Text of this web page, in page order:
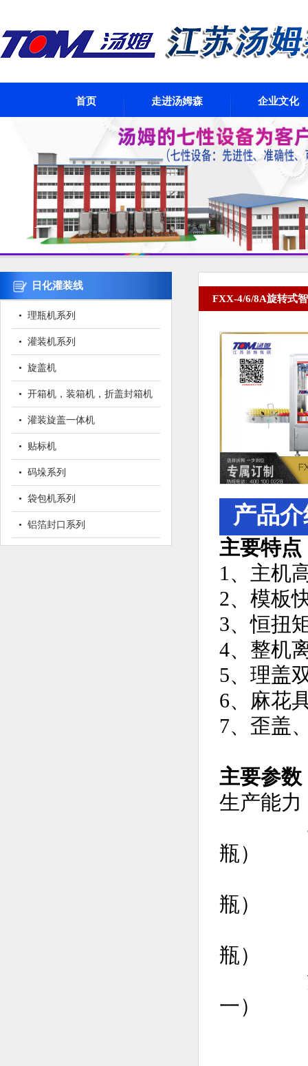
首页 走进汤姆森 企业文化
日化灌装线
• 理瓶机系列
• 灌装机系列
• 旋盖机
• 开箱机，装箱机，折盖封箱机
• 灌装旋盖一体机
• 贴标机
• 码垛系列
• 袋包机系列
• 铝箔封口系列
FXX-4/6/8A旋转式
产品
主要特点
1、主机
2、模板
3、恒扭
4、整机
5、理盖
6、麻花
7、歪盖
主要参数
生产能
4头：
瓶）
瓶）
瓶）
旋盖合
一）